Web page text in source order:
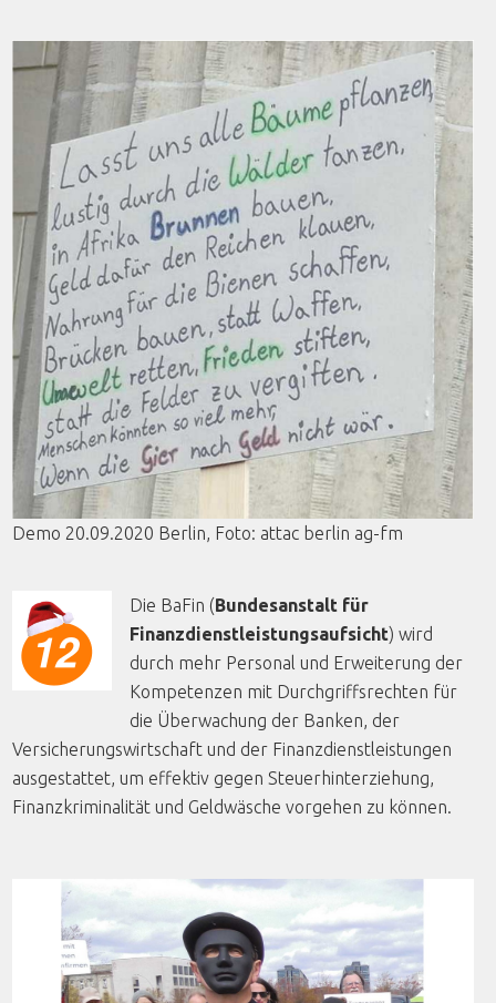
Demo 20.09.2020 Berlin, Foto: attac berlin ag-fm
Die BaFin (Bundesanstalt für
Finanzdienstleistungsaufsicht) wird
durch mehr Personal und Erweiterung der
Kompetenzen mit Durchgriffsrechten für
die Überwachung der Banken, der
Versicherungswirtschaft und der Finanzdienstleistungen
ausgestattet, um effektiv gegen Steuerhinterziehung,
Finanzkriminalität und Geldwäsche vorgehen zu können.